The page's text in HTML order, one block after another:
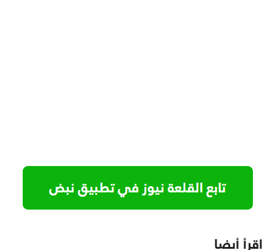
اقرأ أيضا